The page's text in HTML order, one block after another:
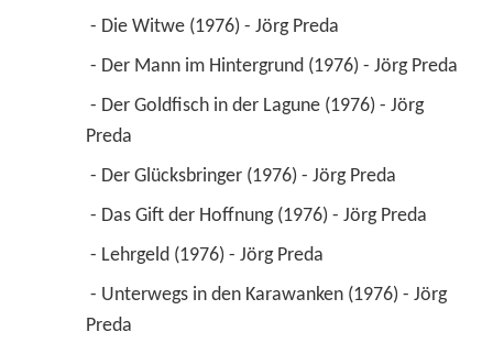
- Die Witwe (1976) - Jörg Preda
- Der Mann im Hintergrund (1976) - Jörg Preda
Preda
- Der Glücksbringer (1976) - Jörg Preda
- Das Gift der Hoffnung (1976) - Jörg Preda
- Lehrgeld (1976) - Jörg Preda
Preda